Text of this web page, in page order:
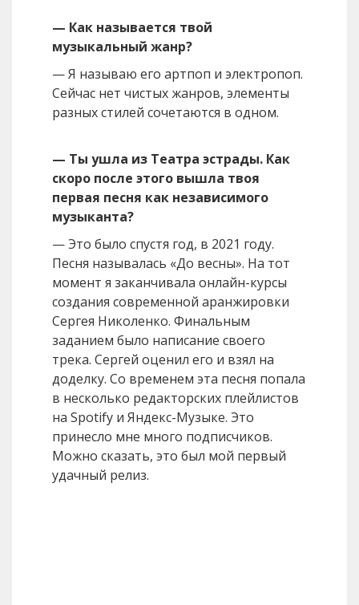
— Как называется твой
музыкальный жанр?
— Я называю его артпоп и электропоп.
Сейчас нет чистых жанров, элементы
разных стилей сочетаются в одном.
— Ты ушла из Театра эстрады. Как
скоро после этого вышла твоя
первая песня как независимого
музыканта?
— Это было спустя год, в 2021 году.
Песня называлась «До весны». На тот
момент я заканчивала онлайн-курсы
создания современной аранжировки
Сергея Николенко. Финальным
заданием было написание своего
трека. Сергей оценил его и взял на
доделку. Со временем эта песня попала
в несколько редакторских плейлистов
на Spotify и Яндекс-Музыке. Это
принесло мне много подписчиков.
Можно сказать, это был мой первый
удачный релиз.